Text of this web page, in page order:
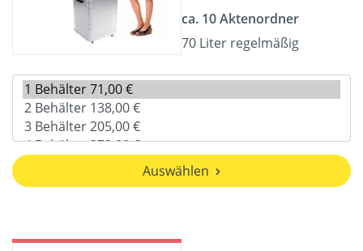
ca. 10 Aktenordner
70 Liter regelmäßig
Auswählen